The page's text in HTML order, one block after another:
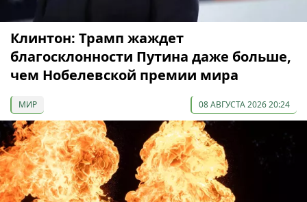
Клинтон: Трамп жаждет
благосклонности Путина даже больше,
чем Нобелевской премии мира
МИР 08 АВГУСТА 2026 20:24